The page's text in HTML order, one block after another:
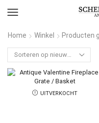
Home Winkel Producten
UITVERKOCHT